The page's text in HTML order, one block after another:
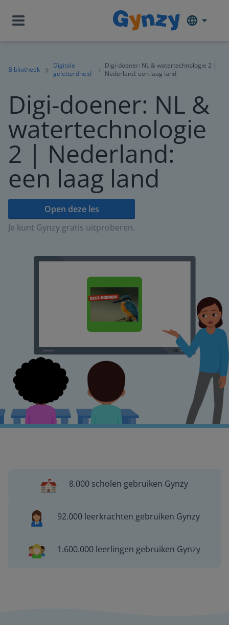
Bibliotheek
Digitale
geletterdheid
Digi-doener: NL & watertechnologie 2 |
Nederland: een laag land
Digi-doener: NL &
watertechnologie
2 | Nederland:
een laag land
Open deze les
Je kunt Gynzy gratis uitproberen.
8.000 scholen gebruiken Gynzy
92.000 leerkrachten gebruiken Gynzy
1.600.000 leerlingen gebruiken Gynzy